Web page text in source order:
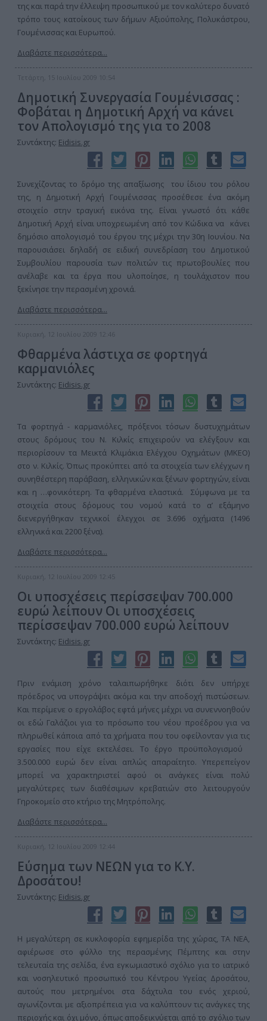
της και παρά την έλλειψη προσωπικού με τον καλύτερο δυνατό
τρόπο τους κατοίκους των δήμων Αξιούπολης, Πολυκάστρου,
Γουμένισσας και Ευρωπού.
Διαβάστε περισσότερα...
Τετάρτη, 15 Ιουλίου 2009 10:54
Δημοτική Συνεργασία Γουμένισσας :
Φοβάται η Δημοτική Αρχή να κάνει
τον Απολογισμό της για το 2008
Συντάκτης: Eidisis.gr
Συνεχίζοντας το δρόμο της απαξίωσης του ίδιου του ρόλου
της, η Δημοτική Αρχή Γουμένισσας προσέθεσε ένα ακόμη
στοιχείο στην τραγική εικόνα της. Είναι γνωστό ότι κάθε
Δημοτική Αρχή είναι υποχρεωμένη από τον Κώδικα να κάνει
δημόσιο απολογισμό του έργου της μέχρι την 30η Ιουνίου. Να
παρουσιάσει δηλαδή σε ειδική συνεδρίαση του Δημοτικού
Συμβουλίου παρουσία των πολιτών τις πρωτοβουλίες που
ανέλαβε και τα έργα που υλοποίησε, η τουλάχιστον που
ξεκίνησε την περασμένη χρονιά.
Διαβάστε περισσότερα...
Κυριακή, 12 Ιουλίου 2009 12:46
Φθαρμένα λάστιχα σε φορτηγά
καρμανιόλες
Συντάκτης: Eidisis.gr
Τα φορτηγά - καρμανιόλες, πρόξενοι τόσων δυστυχημάτων
στους δρόμους του Ν. Κιλκίς επιχειρούν να ελέγξουν και
περιορίσουν τα Μεικτά Κλιμάκια Ελέγχου Οχημάτων (ΜΚΕΟ)
στο ν. Κιλκίς. Όπως προκύπτει από τα στοιχεία των ελέγχων η
συνηθέστερη παράβαση, ελληνικών και ξένων φορτηγών, είναι
και η …φονικότερη. Τα φθαρμένα ελαστικά. Σύμφωνα με τα
στοιχεία στους δ΄ρομους του νομού κατά το α’ εξάμηνο
διενεργήθηκαν τεχνικοί έλεγχοι σε 3.696 οχήματα (1496
ελληνικά και 2200 ξένα).
Διαβάστε περισσότερα...
Κυριακή, 12 Ιουλίου 2009 12:45
Οι υποσχέσεις περίσσεψαν 700.000
ευρώ λείπουν Οι υποσχέσεις
περίσσεψαν 700.000 ευρώ λείπουν
Συντάκτης: Eidisis.gr
Πριν ενάμιση χρόνο ταλαιπωρήθηκε διότι δεν υπήρχε
πρόεδρος να υπογράψει ακόμα και την αποδοχή πιστώσεων.
Και περίμενε ο εργολάβος εφτά μήνες μέχρι να συνεννοηθούν
οι εδώ Γαλάζιοι για το πρόσωπο του νέου προέδρου για να
πληρωθεί κάποια από τα χρήματα που του οφείλονταν για τις
εργασίες που είχε εκτελέσει. Το έργο προϋπολογισμού
3.500.000 ευρώ δεν είναι απλώς απαραίτητο. Υπερεπείγον
μπορεί να χαρακτηριστεί αφού οι ανάγκες είναι πολύ
μεγαλύτερες των διαθέσιμων κρεβατιών στο λειτουργούν
Γηροκομείο στο κτήριο της Μητρόπολης.
Διαβάστε περισσότερα...
Κυριακή, 12 Ιουλίου 2009 12:44
Εύσημα των ΝΕΩΝ για το Κ.Υ.
Δροσάτου!
Συντάκτης: Eidisis.gr
Η μεγαλύτερη σε κυκλοφορία εφημερίδα της χώρας, ΤΑ ΝΕΑ,
αφιέρωσε στο φύλλο της περασμένης Πέμπτης και στην
τελευταία της σελίδα, ένα εγκωμιαστικό σχόλιο για το ιατρικό
και νοσηλευτικό προσωπικό του Κέντρου Υγείας Δροσάτου,
αυτούς που μετρημένοι στα δάχτυλα του ενός χεριού,
αγωνίζονται με αξιοπρέπεια για να καλύπτουν τις ανάγκες της
περιοχής και όχι μόνο, όπως αποδεικνύεται από το σχόλιο των